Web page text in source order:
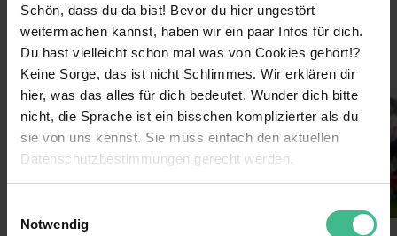
Schön, dass du da bist! Bevor du hier ungestört
weitermachen kannst, haben wir ein paar Infos für dich.
Du hast vielleicht schon mal was von Cookies gehört!?
Keine Sorge, das ist nicht Schlimmes. Wir erklären dir
hier, was das alles für dich bedeutet. Wunder dich bitte
nicht, die Sprache ist ein bisschen komplizierter als du
sie von uns kennst. Sie muss einfach den aktuellen
Datenschutzbestimmungen gerecht werden.
Notwendig
Deutschlands größte Städte für dich!
Lerne coole neue Leute kennen und arbeite im
Verdiene 600€/Woche
Sichere dir darüber hinaus Prämien durch deine
Lass dich von uns coachen & erhalte nach
weiterlesen
Bilder